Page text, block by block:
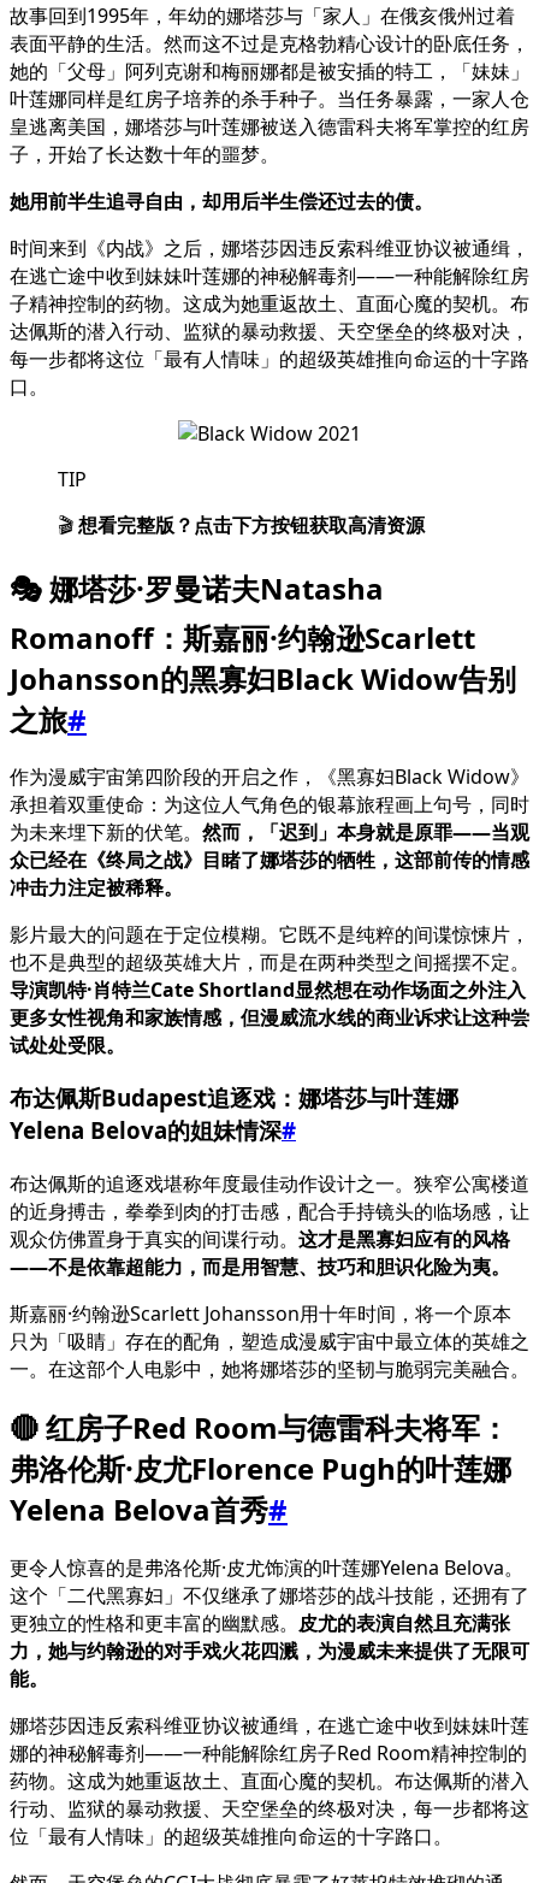
故事回到1995年，年幼的娜塔莎与「家人」在俄亥俄州过着
表面平静的生活。然而这不过是克格勃精心设计的卧底任务，
她的「父母」阿列克谢和梅丽娜都是被安插的特工，「妹妹」
叶莲娜同样是红房子培养的杀手种子。当任务暴露，一家人仓
皇逃离美国，娜塔莎与叶莲娜被送入德雷科夫将军掌控的红房
子，开始了长达数十年的噩梦。
她用前半生追寻自由，却用后半生偿还过去的债。
时间来到《内战》之后，娜塔莎因违反索科维亚协议被通缉，
在逃亡途中收到妹妹叶莲娜的神秘解毒剂——一种能解除红房
子精神控制的药物。这成为她重返故土、直面心魔的契机。布
达佩斯的潜入行动、监狱的暴动救援、天空堡垒的终极对决，
每一步都将这位「最有人情味」的超级英雄推向命运的十字路
口。
TIP
🎬想看完整版？点击下方按钮获取高清资源
🎭 娜塔莎·罗曼诺夫Natasha
Romanoff：斯嘉丽·约翰逊Scarlett
Johansson的黑寡妇Black Widow告别
之旅#
作为漫威宇宙第四阶段的开启之作，《黑寡妇Black Widow》
承担着双重使命：为这位人气角色的银幕旅程画上句号，同时
为未来埋下新的伏笔。 然而，「迟到」本身就是原罪——当观
众已经在《终局之战》目睹了娜塔莎的牺牲，这部前传的情感
冲击力注定被稀释。
影片最大的问题在于定位模糊。它既不是纯粹的间谍惊悚片，
也不是典型的超级英雄大片，而是在两种类型之间摇摆不定。
导演凯特·肖特兰Cate Shortland显然想在动作场面之外注入
更多女性视角和家族情感，但漫威流水线的商业诉求让这种尝
试处处受限。
布达佩斯Budapest追逐戏：娜塔莎与叶莲娜
Yelena Belova的姐妹情深#
布达佩斯的追逐戏堪称年度最佳动作设计之一。狭窄公寓楼道
的近身搏击，拳拳到肉的打击感，配合手持镜头的临场感，让
观众仿佛置身于真实的间谍行动。 这才是黑寡妇应有的风格
——不是依靠超能力，而是用智慧、技巧和胆识化险为夷。
斯嘉丽·约翰逊Scarlett Johansson用十年时间，将一个原本
只为「吸睛」存在的配角，塑造成漫威宇宙中最立体的英雄之
一。在这部个人电影中，她将娜塔莎的坚韧与脆弱完美融合。
🔴 红房子Red Room与德雷科夫将军：
弗洛伦斯·皮尤Florence Pugh的叶莲娜
Yelena Belova首秀#
更令人惊喜的是弗洛伦斯·皮尤饰演的叶莲娜Yelena Belova。
这个「二代黑寡妇」不仅继承了娜塔莎的战斗技能，还拥有了
更独立的性格和更丰富的幽默感。 皮尤的表演自然且充满张
力，她与约翰逊的对手戏火花四溅，为漫威未来提供了无限可
能。
娜塔莎因违反索科维亚协议被通缉，在逃亡途中收到妹妹叶莲
娜的神秘解毒剂——一种能解除红房子Red Room精神控制的
药物。这成为她重返故土、直面心魔的契机。布达佩斯的潜入
行动、监狱的暴动救援、天空堡垒的终极对决，每一步都将这
位「最有人情味」的超级英雄推向命运的十字路口。